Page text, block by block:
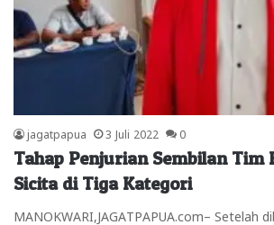
jagatpapua 3 Juli 2022 0
Tahap Penjurian Sembilan Tim
Sicita di Tiga Kategori
MANOKWARI,JAGATPAPUA.com– Setelah